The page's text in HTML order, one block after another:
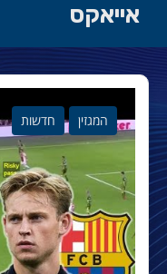
אייאקס
המגזין חדשות